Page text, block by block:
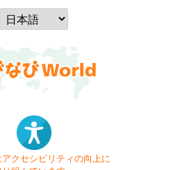
クセシビリティの向上に